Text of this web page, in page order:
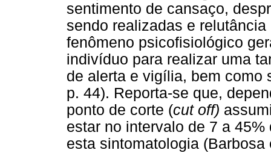
sentimento de cansaço,
sendo realizadas e
fenômeno psicofisiológico
indivíduo para realizar uma
de alerta e vigília, bem como
p. 44). Reporta-se que,
ponto de corte (cut off)
estar no intervalo de 7 a
esta sintomatologia